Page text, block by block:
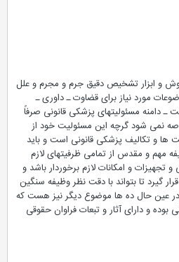
و ابزار تشخیص دقیق جرم و مجرم و علل
مورد نیاز برای قضاوت ـ داوری ـ
مسئولیتهای پزشکی قانونی صرفاً
نمی شود گرچه این مسئولیت خود از
و تکالیف پزشکی قانونی است و باید
مهم و مقدس از تمامی ظرفیتهای لازم
و امکانات لازم برخوردار باشد و
گیرد تا بتواند با دقت نظر وظیفه سنگین
عین حال ده ها موضوع دیگر نیز هست که
و دارای آثار و تبعات فراوان حقوقی